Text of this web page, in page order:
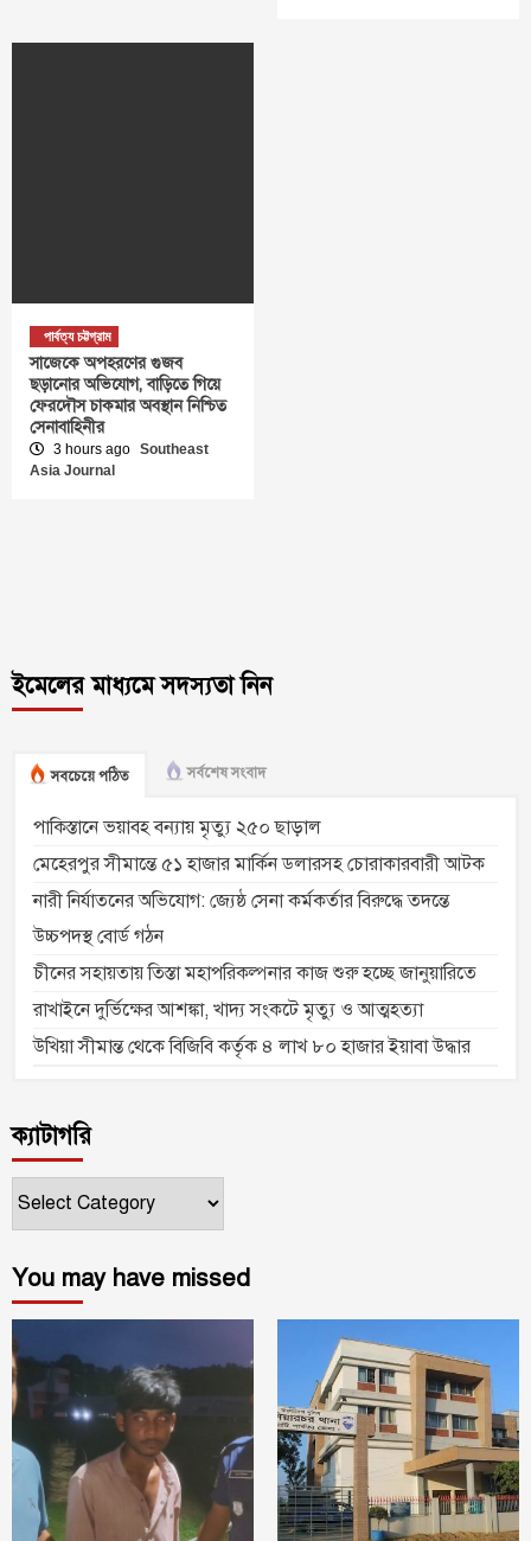
পার্বত্য চট্টগ্রাম
সাজেকে অপহরণের গুজব
ছড়ানোর অভিযোগ, বাড়িতে গিয়ে
ফেরদৌস চাকমার অবস্থান নিশ্চিত
সেনাবাহিনীর
3 hours ago Southeast
Asia Journal
ইমেলের মাধ্যমে সদস্যতা নিন
সবচেয়ে পঠিত সর্বশেষ সংবাদ
পাকিস্তানে ভয়াবহ বন্যায় মৃত্যু ২৫০ ছাড়াল
মেহেরপুর সীমান্তে ৫১ হাজার মার্কিন ডলারসহ চোরাকারবারী আটক
নারী নির্যাতনের অভিযোগ: জ্যেষ্ঠ সেনা কর্মকর্তার বিরুদ্ধে তদন্তে
উচ্চপদস্থ বোর্ড গঠন
চীনের সহায়তায় তিস্তা মহাপরিকল্পনার কাজ শুরু হচ্ছে জানুয়ারিতে
রাখাইনে দুর্ভিক্ষের আশঙ্কা, খাদ্য সংকটে মৃত্যু ও আত্মহত্যা
উখিয়া সীমান্ত থেকে বিজিবি কর্তৃক ৪ লাখ ৮০ হাজার ইয়াবা উদ্ধার
ক্যাটাগরি
ক্যাটাগরি
You may have missed